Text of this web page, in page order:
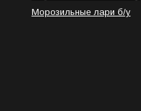
Морозильные лари б/у